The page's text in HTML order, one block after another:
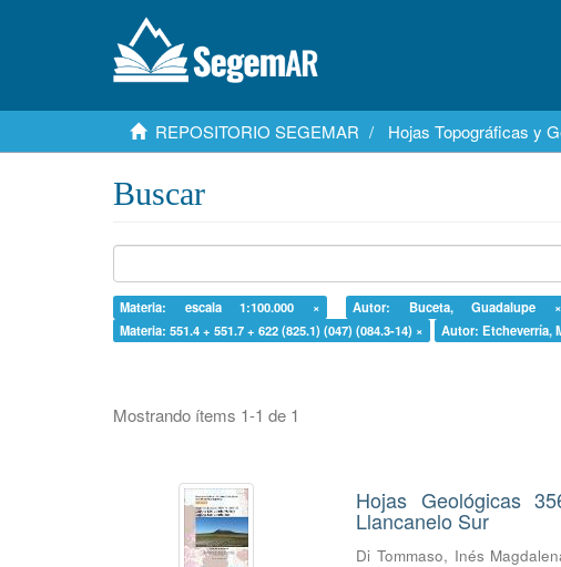
REPOSITORIO SEGEMAR Hojas Topográficas y
Buscar
Materia: escala 1:100.000 × Autor: Buceta, Guadalupe ×
Materia: 551.4 + 551.7 + 622 (825.1) (047) (084.3-14) ×
Autor: Etcheverría,
Mostrando ítems 1-1 de 1
Hojas Geológicas
Llancanelo Sur
Di Tommaso, Inés